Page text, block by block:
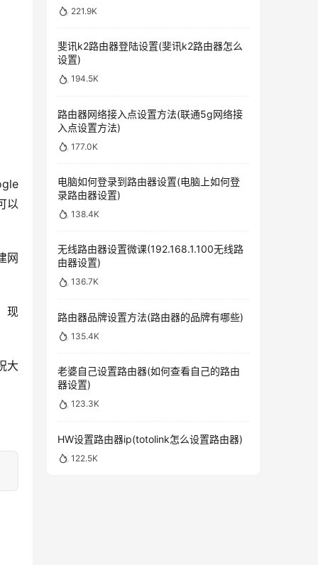
以
网
现
大
221.9K
斐讯k2路由器登陆设置(斐讯k2路由器怎么
设置)
194.5K
路由器网络接入点设置方法(联通5g网络接
入点设置方法)
177.0K
电脑如何登录到路由器设置(电脑上如何登
录路由器设置)
138.4K
无线路由器设置微课(192.168.1.100无线路
由器设置)
136.7K
路由器品牌设置方法(路由器的品牌有哪些)
135.4K
老婆自己设置路由器(如何查看自己的路由
器设置)
123.3K
HW设置路由器ip(totolink怎么设置路由器)
122.5K